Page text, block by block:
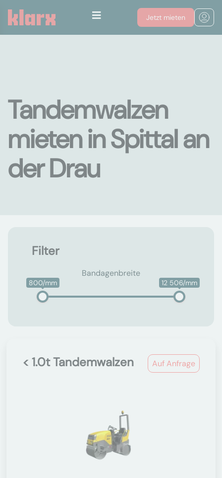
Jetzt mieten
Tandemwalzen
mieten in Spittal an
der Drau
Filter
Bandagenbreite
800/mm 12 506/mm
Auf Anfrage
< 1.0t Tandemwalzen